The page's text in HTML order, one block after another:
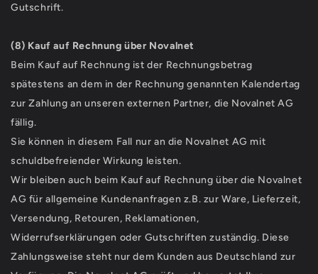
Gutschrift.
(8) Kauf auf Rechnung über Novalnet
Beim Kauf auf Rechnung ist der Rechnungsbetrag
spätestens an dem in der Rechnung genannten Kalendertag
zur Zahlung an unseren externen Partner, die Novalnet AG
fällig.
Sie können in diesem Fall nur an die Novalnet AG mit
schuldbefreiender Wirkung leisten.
Wir bleiben auch beim Kauf auf Rechnung über die Novalnet
AG für allgemeine Kundenanfragen z.B. zur Ware, Lieferzeit,
Versendung, Retouren, Reklamationen,
Widerrufserklärungen oder Gutschriften zuständig. Diese
Zahlungsweise steht nur dem Kunden aus Deutschland zur